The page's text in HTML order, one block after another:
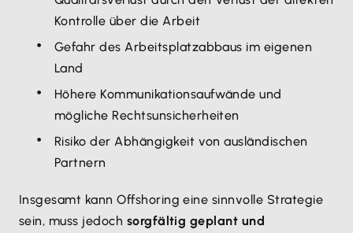
Kontrolle über die Arbeit
Gefahr des Arbeitsplatzabbaus im eigenen
Land
Höhere Kommunikationsaufwände und
mögliche Rechtsunsicherheiten
Risiko der Abhängigkeit von ausländischen
Partnern
Insgesamt kann Offshoring eine sinnvolle Strategie
sein, muss jedoch sorgfältig geplant und